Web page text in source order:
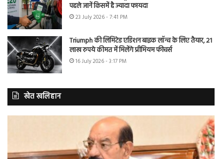
पहले जानें किसमें है ज्यादा फायदा
23 July 2026 - 7:41 PM
Triumph की लिमिटेड एडिशन बाइक लॉन्च के लिए तैयार, 21
लाख रुपये कीमत में मिलेंगे प्रीमियम फीचर्स
16 July 2026 - 3:17 PM
खेत खलिहान